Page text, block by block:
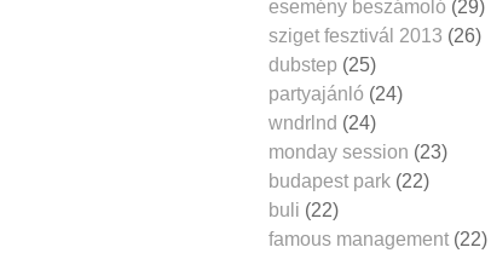
esemény beszámoló (29)
sziget fesztivál 2013 (26)
dubstep (25)
partyajánló (24)
wndrlnd (24)
monday session (23)
budapest park (22)
buli (22)
famous management (22)